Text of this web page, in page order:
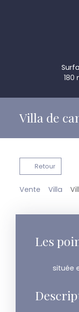
180
Villa de
Retour
Vente Villa
Les
située